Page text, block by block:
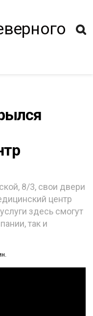
8/3, свои двери
центр
здесь смогут
так и